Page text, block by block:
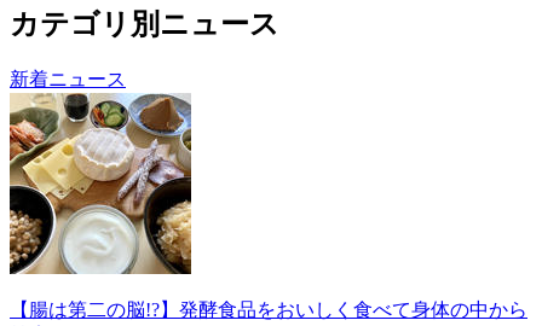
カテゴリ別ニュース
新着ニュース
【腸は第二の脳!?】発酵食品をおいしく食べて身体の中から